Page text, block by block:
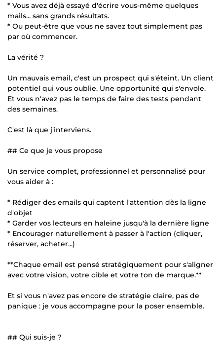
* Vous avez déjà essayé d'écrire vous-même quelques
mails... sans grands résultats.
* Ou peut-être que vous ne savez tout simplement pas
par où commencer.
La vérité ?
Un mauvais email, c'est un prospect qui s'éteint. Un client
potentiel qui vous oublie. Une opportunité qui s'envole.
Et vous n'avez pas le temps de faire des tests pendant
des semaines.
C'est là que j'interviens.
## Ce que je vous propose
Un service complet, professionnel et personnalisé pour
vous aider à :
* Rédiger des emails qui captent l'attention dès la ligne
d'objet
* Garder vos lecteurs en haleine jusqu'à la dernière ligne
* Encourager naturellement à passer à l'action (cliquer,
réserver, acheter...)
**Chaque email est pensé stratégiquement pour s'aligner
avec votre vision, votre cible et votre ton de marque.**
Et si vous n'avez pas encore de stratégie claire, pas de
panique : je vous accompagne pour la poser ensemble.
## Qui suis-je ?